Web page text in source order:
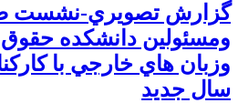
گزارش تصويري-نشست
ومسئولين دانشكده
وزبان هاي خارجي با
سال جديد